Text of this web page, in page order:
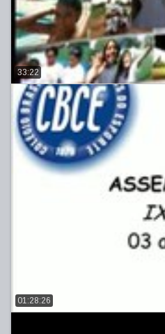
33:22
01:28:26